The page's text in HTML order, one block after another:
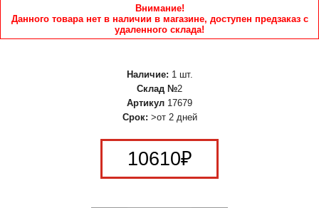
Внимание!
Данного товара нет в наличии в магазине, доступен предзаказ с
удаленного склада!
Наличие: 1 шт.
Склад №2
Артикул 17679
Срок: >от 2 дней
10610₽